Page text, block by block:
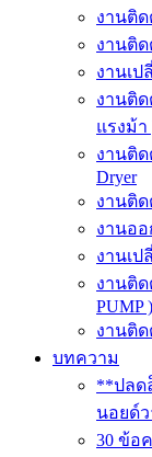
งานติด
งานติด
งานเป
งานติด
แรงม้า
งานติด
Dryer
งานติด
งานอ
งานเป
งานติ
PUMP )
งานติด
บทความ
**ปลด
นอยด์
30 ข้อ